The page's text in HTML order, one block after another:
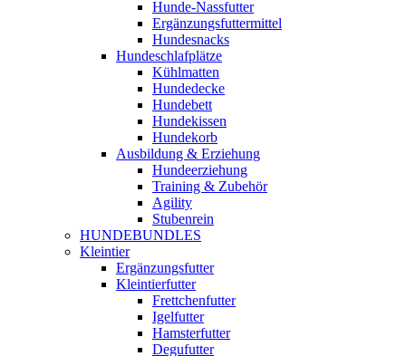
Hunde-Nassfutter
Ergänzungsfuttermittel
Hundesnacks
Hundeschlafplätze
Kühlmatten
Hundedecke
Hundebett
Hundekissen
Hundekorb
Ausbildung & Erziehung
Hundeerziehung
Training & Zubehör
Agility
Stubenrein
HUNDEBUNDLES
Kleintier
Ergänzungsfutter
Kleintierfutter
Frettchenfutter
Igelfutter
Hamsterfutter
Degufutter